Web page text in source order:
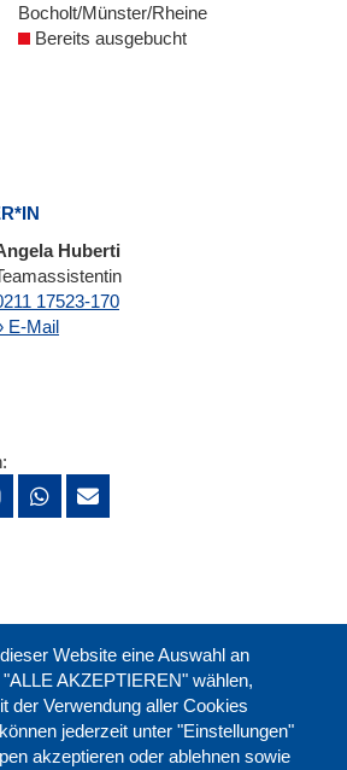
Bocholt/Münster/Rheine
Bereits ausgebucht
Huberti
17523-170
E-Mail
Website eine Auswahl an
AKZEPTIEREN" wählen,
der Verwendung aller Cookies
jederzeit unter "Einstellungen"
akzeptieren oder ablehnen sowie